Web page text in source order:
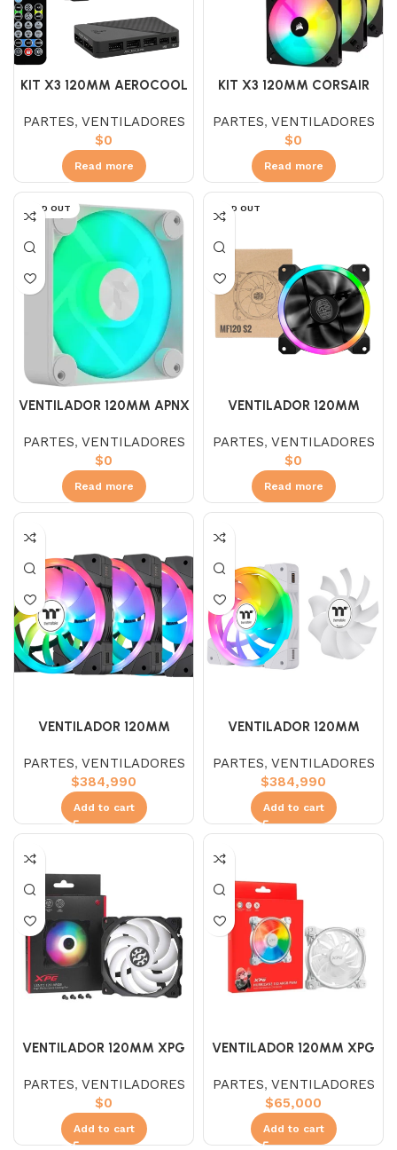
KIT X3 120MM AEROCOOL
PARTES, VENTILADORES
$0
Read more
KIT X3 120MM CORSAIR
PARTES, VENTILADORES
$0
Read more
SOLD OUT
VENTILADOR 120MM APNX
PARTES, VENTILADORES
$0
Read more
SOLD OUT
VENTILADOR 120MM
ARGB
PARTES, VENTILADORES
$0
Read more
VENTILADOR 120MM
EX12 BLACK ARGB
PARTES, VENTILADORES
$384,990
Add to cart
VENTILADOR 120MM
EX12 WHITE ARGB
PARTES, VENTILADORES
$384,990
Add to cart
VENTILADOR 120MM XPG
PARTES, VENTILADORES
$0
Add to cart
VENTILADOR 120MM XPG
PARTES, VENTILADORES
$65,000
Add to cart